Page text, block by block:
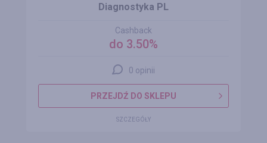
Diagnostyka PL
Cashback
do 3.50%
0 opinii
PRZEJDŹ DO SKLEPU
SZCZEGÓŁY